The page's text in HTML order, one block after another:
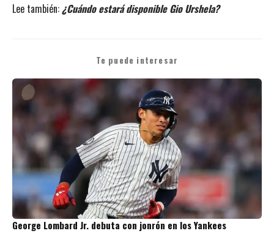
Lee también: ¿Cuándo estará disponible Gio Urshela?
Te puede interesar
George Lombard Jr. debuta con jonrón en los Yankees